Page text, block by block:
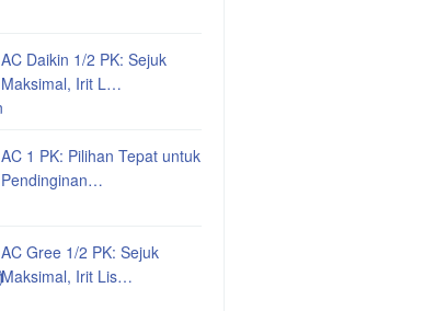
AC Daikin 1/2 PK: Sejuk
Maksimal, Irit L…
AC 1 PK: Pilihan Tepat untuk
Pendinginan…
AC Gree 1/2 PK: Sejuk
Maksimal, Irit Lis…